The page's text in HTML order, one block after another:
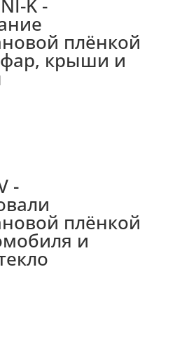
K -
плёнкой
крыши и
-
плёнкой
и